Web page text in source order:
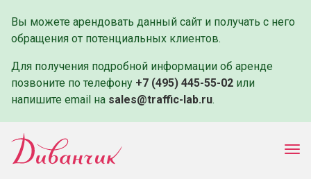
Вы можете арендовать данный сайт и получать с него
обращения от потенциальных клиентов.
Для получения подробной информации об аренде
позвоните по телефону +7 (495) 445-55-02 или
напишите email на sales@traffic-lab.ru.